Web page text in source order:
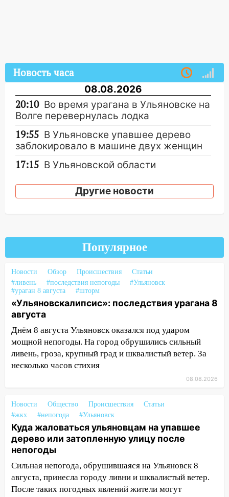
Новость часа
08.08.2026
20:10 Во время урагана в Ульяновске на
Волге перевернулась лодка
19:55 В Ульяновске упавшее дерево
заблокировало в машине двух женщин
17:15 В Ульяновской области
готов, ещё два — почти завершены
16:38 Прогноз погоды в Ульяновской
области на 9 августа
16:34
Из-за мощной непогоды в
Ульяновске отменили фестиваль «Наше
время»
16:17 Мелекесский район первым в
Ульяновской области намолотил более
100 тысяч тонн зерна
15:17
В колледжи и техникумы
Ульяновской области подали более 10
тысяч заявлений
после шторма: поваленные деревья и
затопленные улицы
14:28 Ураган вырвал остановку на улице
Деева в Заволжье
14:26 Жители Ульяновска сами
пытаются расчистить ливнёвки, не
дождавшись коммунальщиков
Другие новости
Популярное
Новости Обзор Происшествия
Статьи
#ливень
#последствия непогоды
#Ульяновск
#ураган 8 августа
#шторм
«Ульяновскалипсис»: последствия урагана 8
августа
Днём 8 августа Ульяновск оказался под ударом
мощной непогоды. На город обрушились сильный
ливень, гроза, крупный град и шквалистый ветер. За
несколько часов стихия
08.08.2026
Новости Общество Происшествия
Статьи
#жкх
#непогода #Ульяновск
Куда жаловаться ульяновцам на упавшее
дерево или затопленную улицу после
непогоды
Сильная непогода, обрушившаяся на Ульяновск 8
августа, принесла городу ливни и шквалистый ветер.
После таких погодных явлений жители могут